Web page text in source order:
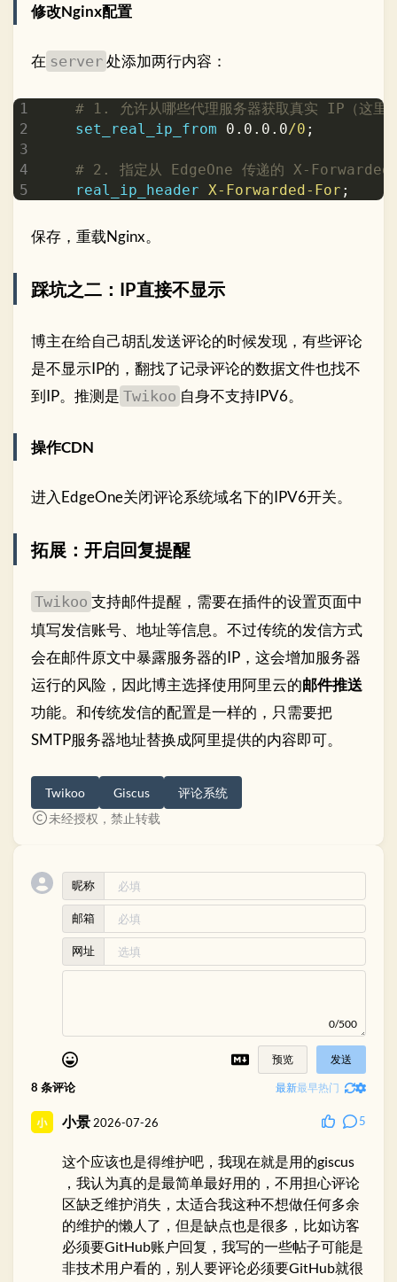
修改Nginx配置
在 server 处添加两行内容：
set_real_ip_from 0.0.0.0/0
real_ip_header X-Forwarded-For
保存，重载Nginx。
踩坑之二：IP直接不显示
博主在给自己胡乱发送评论的时候发现，有些评论
是不显示IP的，翻找了记录评论的数据文件也找不
到IP。推测是 Twikoo 自身不支持IPV6。
操作CDN
进入EdgeOne关闭评论系统域名下的IPV6开关。
拓展：开启回复提醒
Twikoo 支持邮件提醒，需要在插件的设置页面中
填写发信账号、地址等信息。不过传统的发信方式
会在邮件原文中暴露服务器的IP，这会增加服务器
运行的风险，因此博主选择使用阿里云的邮件推送
功能。和传统发信的配置是一样的，只需要把
SMTP服务器地址替换成阿里提供的内容即可。
Twikoo Giscus
评论系统
未经授权，禁止转载
昵称
邮箱
网址
0/500
预览 发送
8 条评论 最新最早热门
小景 2026-07-26 5
这个应该也是得维护吧，我现在就是用的giscus
，我认为真的是最简单最好用的，不用担心评论
区缺乏维护消失，太适合我这种不想做任何多余
的维护的懒人了，但是缺点也是很多，比如访客
必须要GitHub账户回复，我写的一些帖子可能是
非技术用户看的，别人要评论必须要GitHub就很